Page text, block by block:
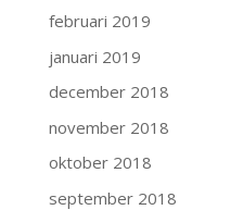
februari 2019
januari 2019
december 2018
november 2018
oktober 2018
september 2018